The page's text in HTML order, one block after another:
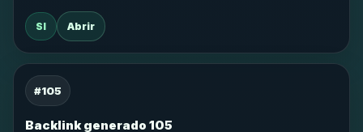
SI Abrir
#105
Backlink generado 105